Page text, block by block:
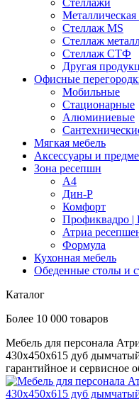
Стеллажи
Стеллаж MS
Стеллаж
Стеллаж СТФ
Другая
Офисные
Мобильные
Стационарные
Алюминиевые
Мягкая мебель
Аксессуары и
Зона ресепшн
А4
Дин-Р
Комфорт
Профиквадро |
Атриа
Формула
Кухонная мебель
Обеденные столы и
Каталог
Более 10 000 товаров
Мебель для персонала
430х450х615 дуб
гарантийное и сервисное